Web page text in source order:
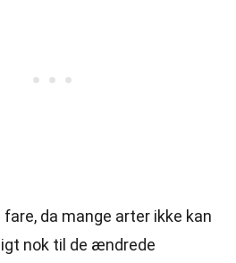
da mange arter ikke kan
nok til de ændrede